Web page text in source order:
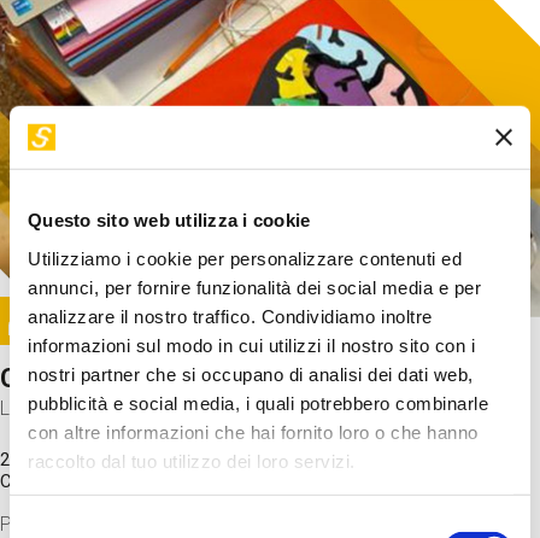
Questo sito web utilizza i cookie
Utilizziamo i cookie per personalizzare contenuti ed
annunci, per fornire funzionalità dei social media e per
analizzare il nostro traffico. Condividiamo inoltre
informazioni sul modo in cui utilizzi il nostro sito con i
nostri partner che si occupano di analisi dei dati web,
pubblicità e social media, i quali potrebbero combinarle
con altre informazioni che hai fornito loro o che hanno
raccolto dal tuo utilizzo dei loro servizi.
Selezione
Image
SUNDAY@STEP
Come funziona il cervello?
Laboratorio
20 Set 2026 / 11:15 - 13:00
Costo
Proveremo a costruire un cervello in cartoncino cercando di